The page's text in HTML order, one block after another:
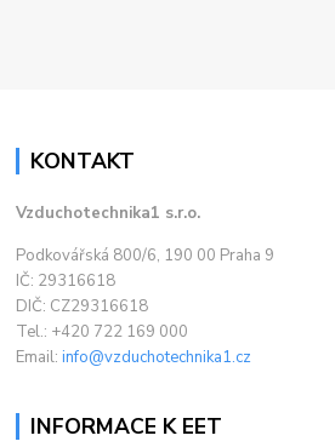
KONTAKT
Vzduchotechnika1 s.r.o.
Podkovářská 800/6, 190 00 Praha 9
IČ: 29316618
DIČ: CZ29316618
Tel.: +420 722 169 000
Email:info@vzduchotechnika1.cz
INFORMACE K EET